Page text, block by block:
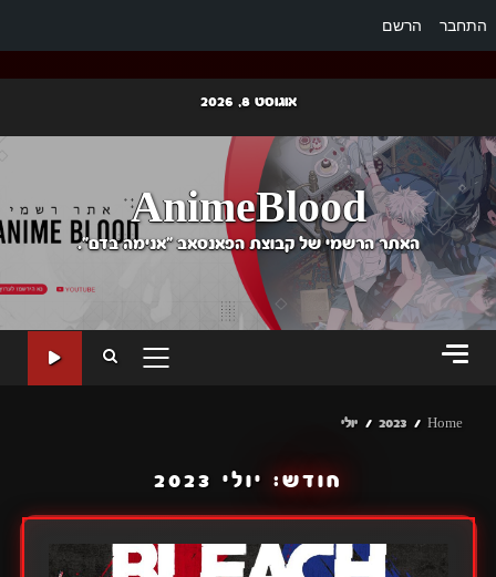
התחבר הרשם
content
אוגוסט 8, 2026
AnimeBlood
האתר הרשמי של קבוצת הפאנסאב "אנימה בדם".
PRIMARY
Home
2023 יולי
חודש: יולי 2023